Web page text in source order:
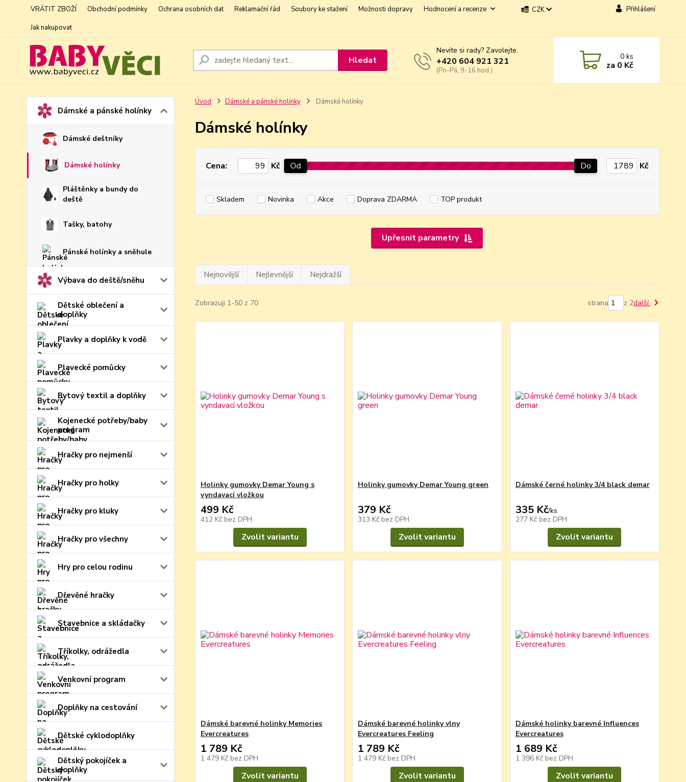
VRÁTIT ZBOŽÍ Obchodní podmínky Ochrana osobních dat Reklamační řád Soubory ke stažení Možnosti dopravy
Hodnocení a recenze
Jak nakupovat
CZK Přihlášení
Hledat
Nevíte si rady? Zavolejte.
+420 604 921 321
(Po-Pá, 9-16 hod.)
0ks
za 0 Kč
Dámské a pánské holínky
Dámské deštníky
Dámské holínky
Pláštěnky a bundy do
deště
Tašky, batohy
Pánské holínky a sněhule
Výbava do deště/sněhu
Dětské oblečení a
doplňky
Plavky a doplňky k vodě
Plavecké pomůcky
Bytový textil a doplňky
Kojenecké potřeby/baby
program
Hračky pro nejmenší
Hračky pro holky
Hračky pro kluky
Hračky pro všechny
Hry pro celou rodinu
Dřevěné hračky
Stavebnice a skládačky
Tříkolky, odrážedla
Venkovní program
Doplňky na cestování
Dětské cyklodoplňky
Dětský pokojíček a
doplňky
Úvod Dámské a pánské holínky Dámské holínky
Dámské holínky
Upřesnit parametry
Cena: Kč Od Do Kč
Skladem Novinka Akce Doprava ZDARMA TOP produkt
Nejnovější Nejlevnější Nejdražší
Zobrazuji 1-50 z 70 strana z 2další
Holinky gumovky Demar Young s
vyndavací vložkou
499 Kč
412 Kč bez DPH
Zvolit variantu
Holinky gumovky Demar Young green
379 Kč
313 Kč bez DPH
Zvolit variantu
Dámské černé holinky 3/4 black demar
335 Kč/ks
277 Kč bez DPH
Zvolit variantu
Dámské barevné holinky Memories
Evercreatures
1 789 Kč
1 479 Kč bez DPH
Zvolit variantu
Dámské barevné holinky vlny
Evercreatures Feeling
1 789 Kč
1 479 Kč bez DPH
Zvolit variantu
Dámské holinky barevné Influences
Evercreatures
1 689 Kč
1 396 Kč bez DPH
Zvolit variantu